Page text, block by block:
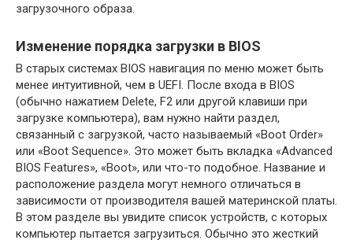
загрузочного образа.
Изменение порядка загрузки в BIOS
В старых системах BIOS навигация по меню может быть
менее интуитивной, чем в UEFI. После входа в BIOS
(обычно нажатием Delete, F2 или другой клавиши при
загрузке компьютера), вам нужно найти раздел,
связанный с загрузкой, часто называемый «Boot Order»
или «Boot Sequence». Это может быть вкладка «Advanced
BIOS Features», «Boot», или что-то подобное. Название и
расположение раздела могут немного отличаться в
зависимости от производителя вашей материнской платы.
В этом разделе вы увидите список устройств, с которых
компьютер пытается загрузиться. Обычно это жесткий